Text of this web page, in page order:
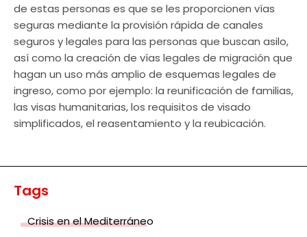
de estas personas es que se les proporcionen vías
seguras mediante la provisión rápida de canales
seguros y legales para las personas que buscan asilo,
así como la creación de vías legales de migración que
hagan un uso más amplio de esquemas legales de
ingreso, como por ejemplo: la reunificación de familias,
las visas humanitarias, los requisitos de visado
simplificados, el reasentamiento y la reubicación.
Tags
Crisis en el Mediterráneo